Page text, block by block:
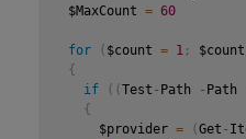
$MaxCount = 60
for ( $count = 1 ; $count
{
if
( (Test - Path - Path
{
     $provider
= (Get -